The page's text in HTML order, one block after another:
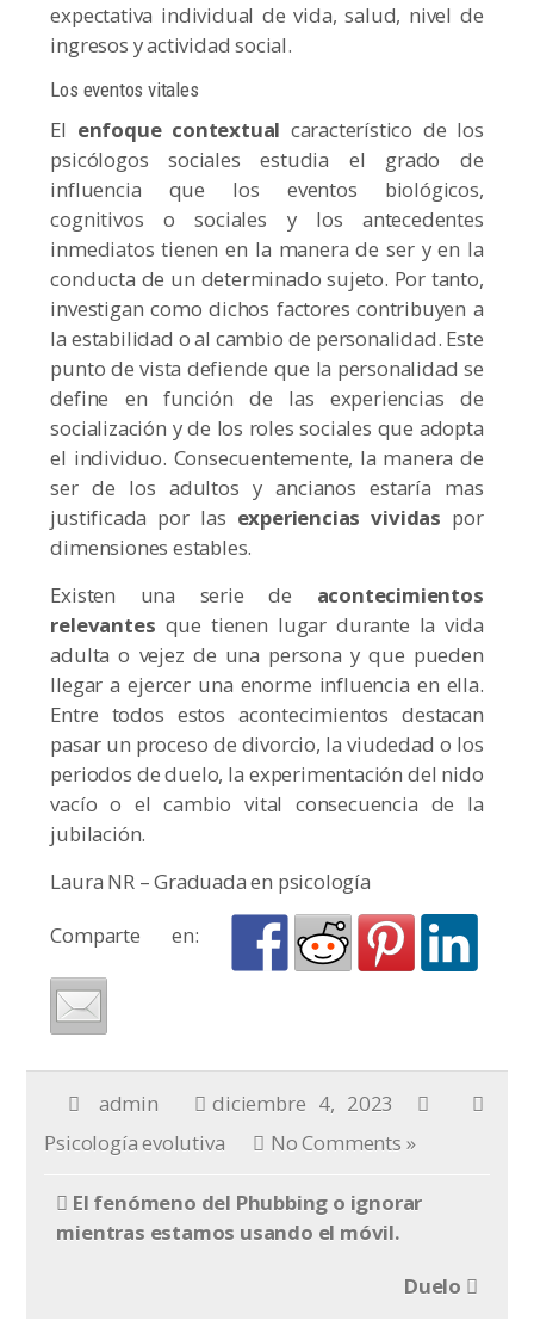
expectativa individual de vida, salud, nivel de
ingresos y actividad social.
Los eventos vitales
El enfoque contextual característico de los
psicólogos sociales estudia el grado de
influencia que los eventos biológicos,
cognitivos o sociales y los antecedentes
inmediatos tienen en la manera de ser y en la
conducta de un determinado sujeto. Por tanto,
investigan como dichos factores contribuyen a
la estabilidad o al cambio de personalidad. Este
punto de vista defiende que la personalidad se
define en función de las experiencias de
socialización y de los roles sociales que adopta
el individuo. Consecuentemente, la manera de
ser de los adultos y ancianos estaría mas
justificada por las experiencias vividas por
dimensiones estables.
Existen una serie de acontecimientos
relevantes que tienen lugar durante la vida
adulta o vejez de una persona y que pueden
llegar a ejercer una enorme influencia en ella.
Entre todos estos acontecimientos destacan
pasar un proceso de divorcio, la viudedad o los
periodos de duelo, la experimentación del nido
vacío o el cambio vital consecuencia de la
jubilación.
Laura NR – Graduada en psicología
Comparte en:
admin
diciembre 4, 2023
Psicología evolutiva
No Comments »
El fenómeno del Phubbing o ignorar
mientras estamos usando el móvil.
Duelo